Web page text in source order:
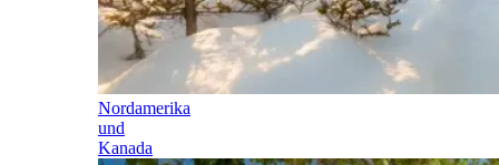
Nordamerika
und
Kanada